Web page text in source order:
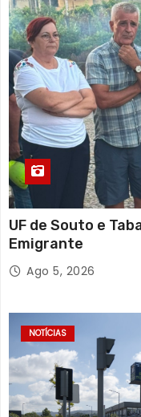
UF de Souto e
Emigrante
Ago 5, 2026
NOTÍCIAS